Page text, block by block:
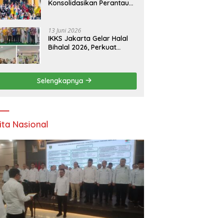
Konsolidasikan Perantau
13 Juni 2026
IKKS Jakarta Gelar Halal
Bihalal 2026, Perkuat
Warga Kuansing
Selengkapnya
Nasional